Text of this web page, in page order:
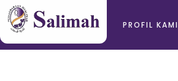
PROFIL KAMI